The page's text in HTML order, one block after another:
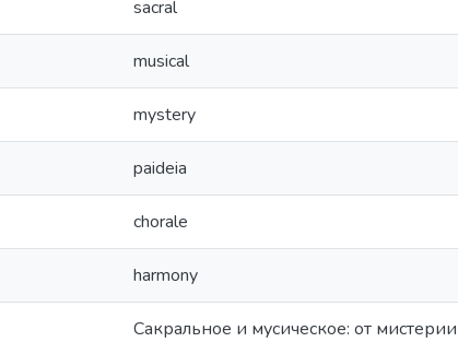
sacral
musical
mystery
paideia
chorale
harmony
Сакральное и мусическое: от